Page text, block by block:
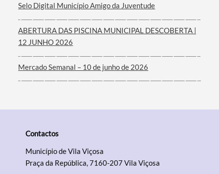
Filtros
Selo Digital Município Amigo da Juventude
ABERTURA DAS PISCINA MUNICIPAL DESCOBERTA |
12 JUNHO 2026
Mercado Semanal – 10 de junho de 2026
Contactos
Município de Vila Viçosa
Praça da República, 7160-207 Vila Viçosa